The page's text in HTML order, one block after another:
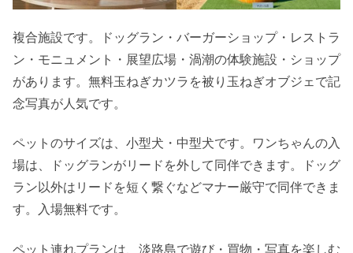
複合施設です。ドッグラン・バーガーショップ・レストラ
ン・モニュメント・展望広場・渦潮の体験施設・ショップ
があります。無料玉ねぎカツラを被り玉ねぎオブジェで記
念写真が人気です。
ペットのサイズは、小型犬・中型犬です。ワンちゃんの入
場は、ドッグランがリードを外して同伴できます。ドッグ
ラン以外はリードを短く繋ぐなどマナー厳守で同伴できま
す。入場無料です。
ペット連れプランは、淡路島で遊び・買物・写真を楽しむ